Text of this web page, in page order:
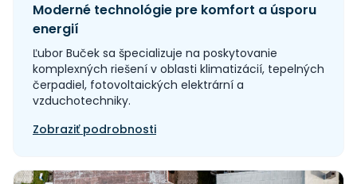
Moderné technológie pre komfort a úsporu
energií
Ľubor Buček sa špecializuje na poskytovanie
komplexných riešení v oblasti klimatizácií, tepelných
čerpadiel, fotovoltaických elektrární a
vzduchotechniky.
Zobraziť podrobnosti